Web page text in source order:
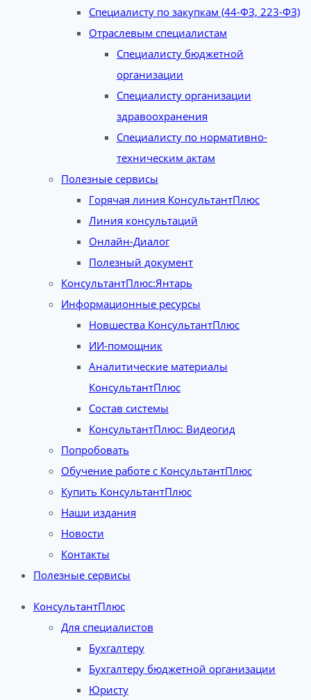
Специалисту по закупкам (44-ФЗ, 223-ФЗ)
Отраслевым специалистам
Специалисту бюджетной
организации
Специалисту организации
здравоохранения
Специалисту по нормативно-
техническим актам
Полезные сервисы
Горячая линия КонсультантПлюс
Линия консультаций
Онлайн-Диалог
Полезный документ
КонсультантПлюс:Янтарь
Информационные ресурсы
Новшества КонсультантПлюс
ИИ-помощник
Аналитические материалы
КонсультантПлюс
Состав системы
КонсультантПлюс: Видеогид
Попробовать
Обучение работе с КонсультантПлюс
Купить КонсультантПлюс
Наши издания
Новости
Контакты
Полезные сервисы
КонсультантПлюс
Для специалистов
Бухгалтеру
Бухгалтеру бюджетной организации
Юристу